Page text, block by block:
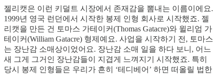
젤리캣은 이런 키덜트 시장에서 존재감을 뽐내는 이름이에요.
1999년 영국 런던에서 시작한 봉제 인형 회사로 시작했죠. 젤
리캣을 만든 건 토마스 가테이커(Thomas Gatacre)와 윌리엄 가
테이커(William Gatacre) 형제예요. 사업을 시작하기 전, 토마스
는 장난감 소매상이었어요. 장난감 소매 일을 하다 보니, 어느
새 그게 그거인 장난감들이 지겹게 느껴지기 시작했죠. 특히
당시 봉제 인형들은 우리가 흔히 ‘테디베어’ 하면 떠올릴 법한